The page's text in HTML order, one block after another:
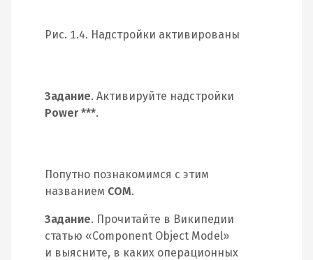
Рис. 1.4. Надстройки активированы
Задание. Активируйте надстройки
Power ***.
Попутно познакомимся с этим
названием COM.
Задание. Прочитайте в Википедии
статью «Component Object Model»
и выясните, в каких операционных